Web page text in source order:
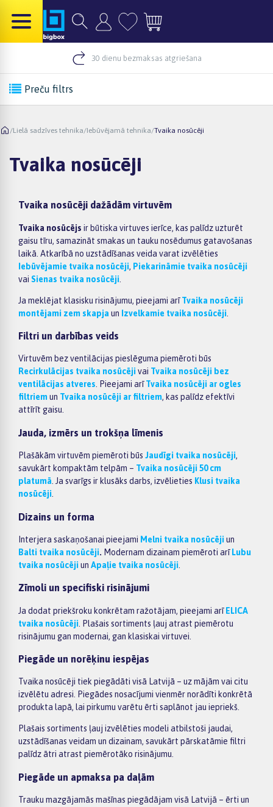
30 dienu bezmaksas atgriešana
Preču filtrs
/Lielā sadzīves tehnika/Iebūvējamā tehnika/Tvaika nosūcēji
Tvaika nosūcēji
Tvaika nosūcēji dažādām virtuvēm
Tvaika nosūcējs ir būtiska virtuves ierīce, kas palīdz uzturēt
gaisu tīru, samazināt smakas un tauku nosēdumus gatavošanas
laikā. Atkarībā no uzstādīšanas veida varat izvēlēties
Iebūvējamie tvaika nosūcēji, Piekarināmie tvaika nosūcēji
vai Sienas tvaika nosūcēji
Ja meklējat klasisku risinājumu, pieejami arīTvaika nosūcēji
montējami zem skapja un Izvelkamie tvaika nosūcēji
Filtri un darbības veids
Virtuvēm bez ventilācijas pieslēguma piemēroti būs
Recirkulācijas tvaika nosūcējivai Tvaika nosūcēji bez
ventilācijas atveres. Pieejami arīTvaika nosūcēji ar ogles
filtriemun Tvaika nosūcēji ar filtriem, kas palīdz efektīvi
attīrīt gaisu.
Jauda, izmērs un trokšņa līmenis
Plašākām virtuvēm piemēroti būs Jaudīgi tvaika nosūcēji,
savukārt kompaktām telpām – Tvaika nosūcēji 50 cm
platumā . Ja svarīgs ir klusāks darbs, izvēlieties Klusi tvaika
nosūcēji
Dizains un forma
Interjera saskaņošanai pieejami Melni tvaika nosūcējiun
Balti tvaika nosūcēji. Modernam dizainam piemēroti arīLubu
tvaika nosūcējiun Apaļie tvaika nosūcēji
Zīmoli un specifiski risinājumi
Ja dodat priekšroku konkrētam ražotājam, pieejami arī ELICA
tvaika nosūcēji . Plašais sortiments ļauj atrast piemērotu
risinājumu gan modernai, gan klasiskai virtuvei.
Piegāde un norēķinu iespējas
Tvaika nosūcēji tiek piegādāti visā Latvijā – uz mājām vai citu
izvēlētu adresi. Piegādes nosacījumi vienmēr norādīti konkrētā
produkta lapā, lai pirkumu varētu ērti saplānot jau iepriekš.
Plašais sortiments ļauj izvēlēties modeli atbilstoši jaudai,
uzstādīšanas veidam un dizainam, savukārt pārskatāmie filtri
palīdz ātri atrast piemērotāko risinājumu.
Piegāde un apmaksa pa daļām
Trauku mazgājamās mašīnas piegādājam visā Latvijā – ērti un